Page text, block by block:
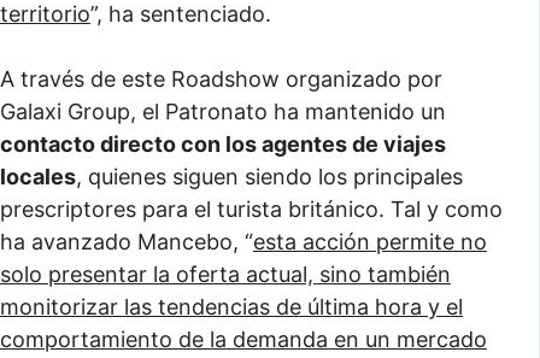
territorio”, ha sentenciado.
A través de este Roadshow organizado por
Galaxi Group, el Patronato ha mantenido un
contacto directo con los agentes de viajes
locales, quienes siguen siendo los principales
prescriptores para el turista británico. Tal y como
ha avanzado Mancebo, “esta acción permite no
solo presentar la oferta actual, sino también
monitorizar las tendencias de última hora y el
comportamiento de la demanda en un mercado